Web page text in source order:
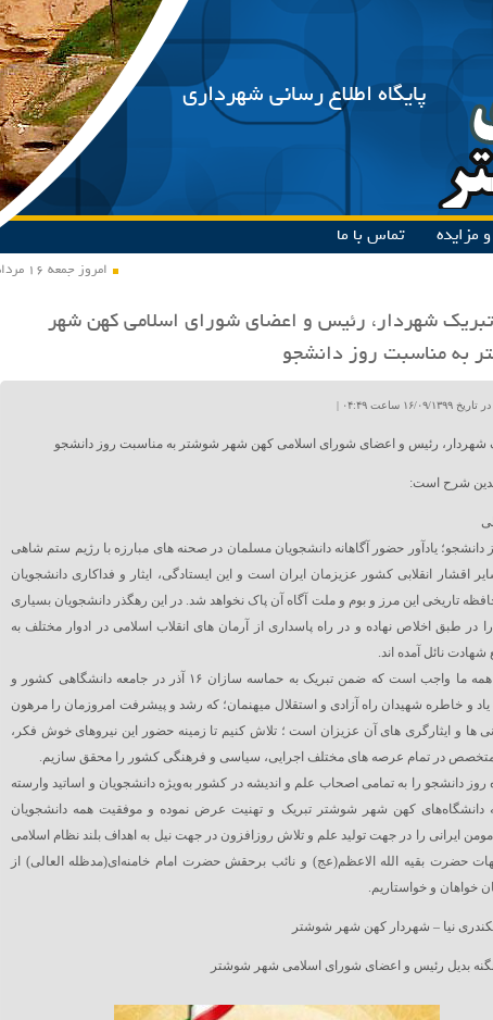
پایگاه اطلاع رسانی شهرداری
امروز جمعه ۱۶ مرداد ۱۴۰۵
مزایده تماس با ما
تبریک شهردار، رئیس و اعضای شورای اسلامی کهن شهر
به مناسبت روز دانشجو
۱۳۹۹ ساعت ۰۴:۴۹ |
شهردار، رئیس و اعضای شورای اسلامی کهن شهر شوشتر به مناسبت روز دانشجو
بدین شرح است:
روز دانشجو؛ یادآور حضور آگاهانه دانشجویان مسلمان در صحنه های مبارزه با رژیم ستم شاهی
اقشار انقلابی کشور عزیزمان ایران است و این ایستادگی، ایثار و فداکاری دانشجویان
تاریخی این مرز و بوم و ملت آگاه آن پاک نخواهد شد. در این رهگذر دانشجویان بسیاری
در طبق اخلاص نهاده و در راه پاسداری از آرمان های انقلاب اسلامی در ادوار مختلف به
شهادت نائل آمده اند.
امروز بر همه ما واجب است که ضمن تبریک به حماسه سازان ۱۶ آذر در جامعه دانشگاهی کشور و
و خاطره شهیدان راه آزادی و استقلال میهنمان؛ که رشد و پیشرفت امروزمان را مرهون
ها و ایثارگری های آن عزیزان است ؛ تلاش کنیم تا زمینه حضور این نیروهای خوش فکر،
در تمام عرصه های مختلف اجرایی، سیاسی و فرهنگی کشور را محقق سازیم.
ماه روز دانشجو را به تمامی اصحاب علم و اندیشه در کشور به‌ویژه دانشجویان و اساتید وارسته
دانشگاه‌های کهن شهر شوشتر تبریک و تهنیت عرض نموده و موفقیت همه دانشجویان
ایرانی را در جهت تولید علم و تلاش روزافزون در جهت نیل به اهداف بلند نظام اسلامی
حضرت بقیه الله الاعظم(عج) و نائب برحقش حضرت امام خامنه‌ای(مدظله العالی) از
خواهان و خواستاریم.
نیا – شهردار کهن شهر شوشتر
بدیل رئیس و اعضای شورای اسلامی شهر شوشتر